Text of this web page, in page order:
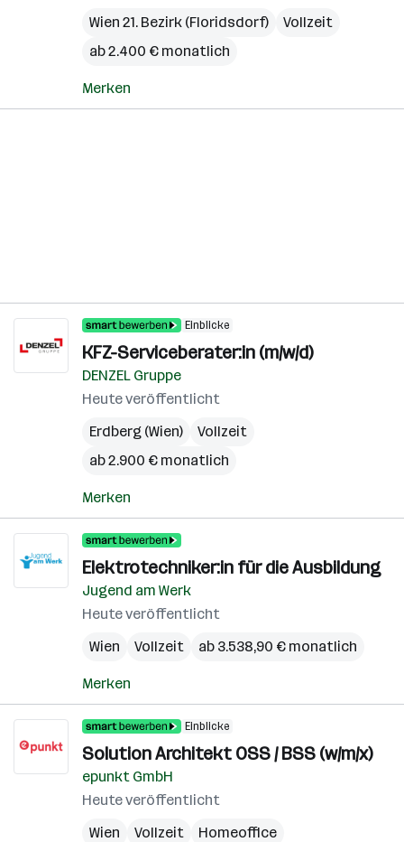
Wien 21. Bezirk (Floridsdorf)
Vollzeit
ab 2.400 € monatlich
Merken
Einblicke
KFZ-Serviceberater:in (m/w/d)
DENZEL Gruppe
Heute veröffentlicht
Erdberg (Wien)
Vollzeit
ab 2.900 € monatlich
Merken
Elektrotechniker:in für die Ausbildung
Jugend am Werk
Heute veröffentlicht
Wien
Vollzeit ab 3.538,90 € monatlich
Merken
Einblicke
Solution Architekt OSS / BSS (w/m/x)
epunkt GmbH
Heute veröffentlicht
Wien
Vollzeit
Homeoffice